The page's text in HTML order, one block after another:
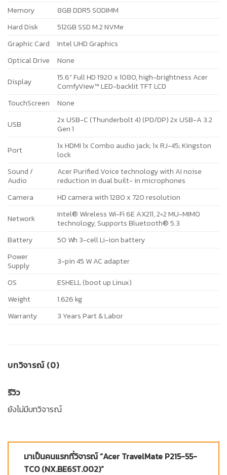
Memory
8GB DDR5 SODIMM
Hard Disk
512GB SSD M.2 NVMe
Graphic Card
Intel UHD Graphics
Optical Drive
None
Display
15.6″ Full HD 1920 x 1080, high-brightness Acer
ComfyView™ LED-backlit TFT LCD
TouchScreen
None
USB
2x USB-C (Thunderbolt 4) (PD/DP) 2x USB-A 3.2
Gen 1
Port
1x HDMI 1x Combo audio jack; 1x RJ-45; Kingston
lock
Sound /
Audio
Acer Purified.Voice technology with AI noise
reduction in dual built- in microphones
Camera
HD camera with 1280 x 720 resolution
Network
Intel® Wireless Wi-Fi 6E AX211, 2×2 MU-MIMO
technology, Supports Bluetooth® 5.3
Battery
50 Wh 3-cell Li-ion battery
Power
Supply
3-pin 45 W AC adapter
OS
ESHELL (boot up Linux)
Weight
1.626 kg
Warranty
3 Years Part & Labor
บทวิจารณ์ (0)
รีวิว
ยังไม่มีบทวิจารณ์
มาเป็นคนแรกที่วิจารณ์ “Acer TravelMate P215-55-
TCO (NX.BE6ST.002)”